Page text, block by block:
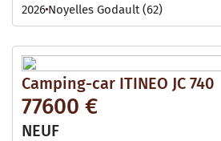
2026 Noyelles Godault (62)
Camping-car ITINEO JC 740
77600 €
NEUF